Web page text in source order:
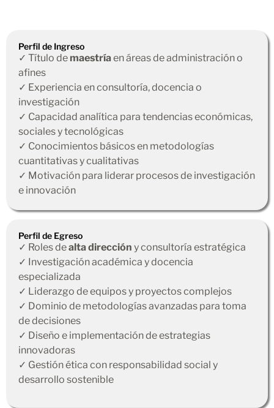
Perfil de Ingreso
✓ Título de maestría en áreas de administración o
afines
✓ Experiencia en consultoría, docencia o
investigación
✓ Capacidad analítica para tendencias económicas,
sociales y tecnológicas
✓ Conocimientos básicos en metodologías
cuantitativas y cualitativas
✓ Motivación para liderar procesos de investigación
e innovación
Perfil de Egreso
✓ Roles dealta dirección y consultoría estratégica
✓ Investigación académica y docencia
especializada
✓ Liderazgo de equipos y proyectos complejos
✓ Dominio de metodologías avanzadas para toma
de decisiones
✓ Diseño e implementación de estrategias
innovadoras
✓ Gestión ética con responsabilidad social y
desarrollo sostenible